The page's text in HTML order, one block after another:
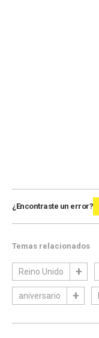
¿Encontraste un error?
Temas relacionados
Reino Unido
aniversario